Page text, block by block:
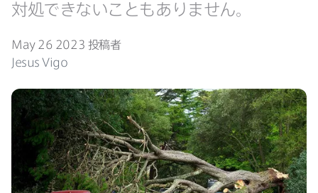
対処できない​こともありません。
May 26 2023 投稿者
Jesus Vigo